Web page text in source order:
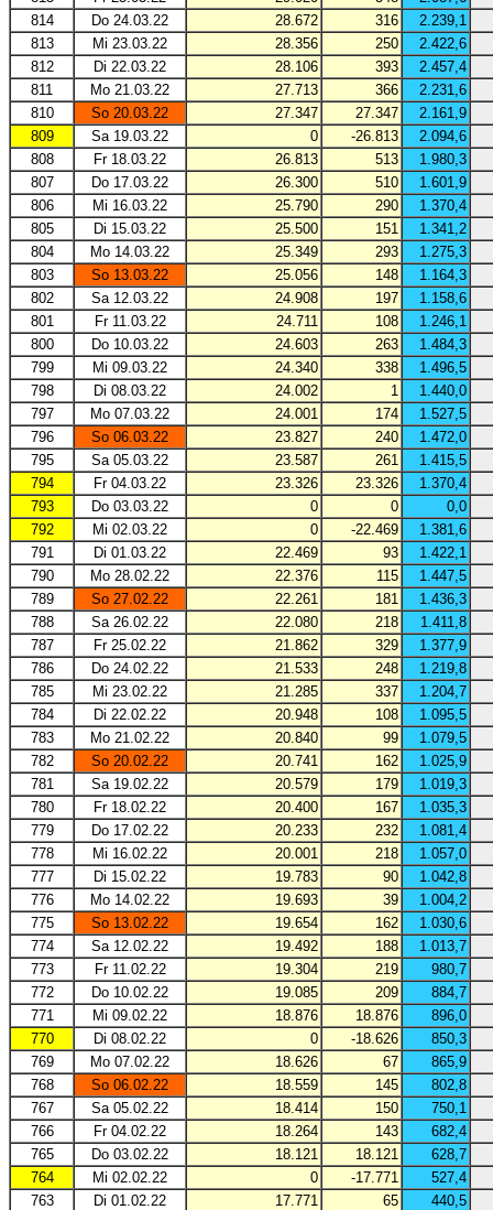
814
Do 24.03.22 28.672 316
2.239,1
813
Mi 23.03.22 28.356 250
2.422,6
812
Di 22.03.22 28.106 393
2.457,4
811
Mo 21.03.22 27.713 366
2.231,6
810
So 20.03.22 27.347 27.347
2.161,9
809
Sa 19.03.22 0 -26.813
2.094,6
808
Fr 18.03.22 26.813 513
1.980,3
807
Do 17.03.22 26.300 510
1.601,9
806
Mi 16.03.22 25.790 290
1.370,4
805
Di 15.03.22 25.500 151
1.341,2
804
Mo 14.03.22 25.349 293
1.275,3
803
So 13.03.22 25.056 148
1.164,3
802
Sa 12.03.22 24.908 197
1.158,6
801
Fr 11.03.22 24.711 108
1.246,1
800
Do 10.03.22 24.603 263
1.484,3
799
Mi 09.03.22 24.340 338
1.496,5
798
Di 08.03.22 24.002 1
1.440,0
797
Mo 07.03.22 24.001 174
1.527,5
796
So 06.03.22 23.827 240
1.472,0
795
Sa 05.03.22 23.587 261
1.415,5
794
Fr 04.03.22 23.326 23.326
1.370,4
793
Do 03.03.22 0 0
0,0
792
Mi 02.03.22 0 -22.469
1.381,6
791
Di 01.03.22 22.469 93
1.422,1
790
Mo 28.02.22 22.376 115
1.447,5
789
So 27.02.22 22.261 181
1.436,3
788
Sa 26.02.22 22.080 218
1.411,8
787
Fr 25.02.22 21.862 329
1.377,9
786
Do 24.02.22 21.533 248
1.219,8
785
Mi 23.02.22 21.285 337
1.204,7
784
Di 22.02.22 20.948 108
1.095,5
783
Mo 21.02.22 20.840 99
1.079,5
782
So 20.02.22 20.741 162
1.025,9
781
Sa 19.02.22 20.579 179
1.019,3
780
Fr 18.02.22 20.400 167
1.035,3
779
Do 17.02.22 20.233 232
1.081,4
778
Mi 16.02.22 20.001 218
1.057,0
777
Di 15.02.22 19.783 90
1.042,8
776
Mo 14.02.22 19.693 39
1.004,2
775
So 13.02.22 19.654 162
1.030,6
774
Sa 12.02.22 19.492 188
1.013,7
773
Fr 11.02.22 19.304 219
980,7
772
Do 10.02.22 19.085 209
884,7
771
Mi 09.02.22 18.876 18.876
896,0
770
Di 08.02.22 0 -18.626
850,3
769
Mo 07.02.22 18.626 67
865,9
768
So 06.02.22 18.559 145
802,8
767
Sa 05.02.22 18.414 150
750,1
766
Fr 04.02.22 18.264 143
682,4
765
Do 03.02.22 18.121 18.121
628,7
764
Mi 02.02.22 0 -17.771
527,4
763
Di 01.02.22 17.771 65
440,5